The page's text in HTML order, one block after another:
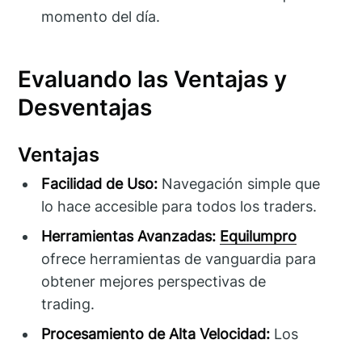
momento del día.
Evaluando las Ventajas y
Desventajas
Ventajas
Facilidad de Uso: Navegación simple que
lo hace accesible para todos los traders.
Herramientas Avanzadas: Equilumpro
ofrece herramientas de vanguardia para
obtener mejores perspectivas de
trading.
Procesamiento de Alta Velocidad: Los